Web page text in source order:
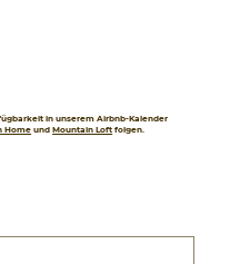
in unserem Airbnb-Kalender
Home undMountain Loft folgen.